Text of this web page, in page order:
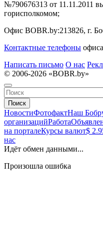
№790676313 от 11.11.2011
горисполкомом;
Офис BOBR.by:213826, г.
Контактные телефоны
Написать письмо О нас
© 2006-2026 «BOBR.by»
Поиск
НовостиФотофактНаш
организацийРабота
на порталеКурсы валют$
нас
Идёт обмен данными...
Произошла ошибка